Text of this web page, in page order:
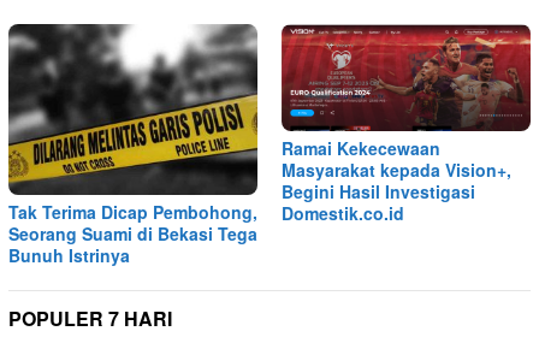
Tak Terima Dicap Pembohong,
Seorang Suami di Bekasi Tega
Bunuh Istrinya
Ramai Kekecewaan
Masyarakat kepada Vision+,
Begini Hasil Investigasi
Domestik.co.id
POPULER 7 HARI